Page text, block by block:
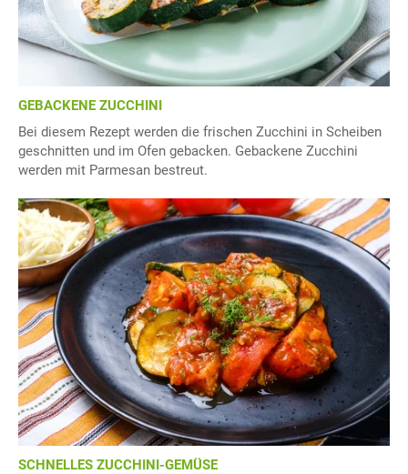
GEBACKENE ZUCCHINI
Bei diesem Rezept werden die frischen Zucchini in Scheiben
geschnitten und im Ofen gebacken. Gebackene Zucchini
werden mit Parmesan bestreut.
SCHNELLES ZUCCHINI-GEMÜSE